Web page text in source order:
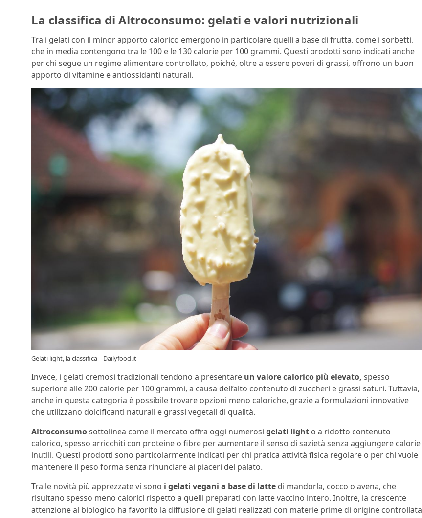
La classifica di Altroconsumo: gelati e valori nutrizionali
Tra i gelati con il minor apporto calorico emergono in particolare quelli a base di frutta, come i sorbetti,
che in media contengono tra le 100 e le 130 calorie per 100 grammi. Questi prodotti sono indicati anche
per chi segue un regime alimentare controllato, poiché, oltre a essere poveri di grassi, offrono un buon
apporto di vitamine e antiossidanti naturali.
Gelati light, la classifica – Dailyfood.it
Invece, i gelati cremosi tradizionali tendono a presentare un valore calorico più elevato, spesso
superiore alle 200 calorie per 100 grammi, a causa dell’alto contenuto di zuccheri e grassi saturi. Tuttavia,
anche in questa categoria è possibile trovare opzioni meno caloriche, grazie a formulazioni innovative
che utilizzano dolcificanti naturali e grassi vegetali di qualità.
Altroconsumosottolinea come il mercato offra oggi numerosi gelati light o a ridotto contenuto
calorico, spesso arricchiti con proteine o fibre per aumentare il senso di sazietà senza aggiungere calorie
inutili. Questi prodotti sono particolarmente indicati per chi pratica attività fisica regolare o per chi vuole
mantenere il peso forma senza rinunciare ai piaceri del palato.
Tra le novità più apprezzate vi sono i gelati vegani a base di latte di mandorla, cocco o avena, che
risultano spesso meno calorici rispetto a quelli preparati con latte vaccino intero. Inoltre, la crescente
attenzione al biologico ha favorito la diffusione di gelati realizzati con materie prime di origine controllata